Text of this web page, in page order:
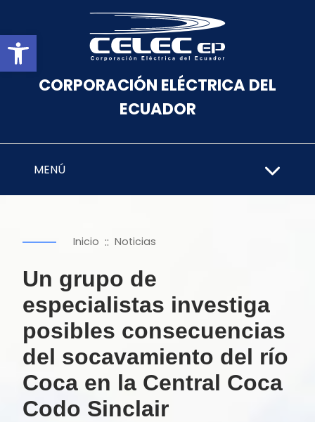
Abrir barra de herramientas
CORPORACIÓN ELÉCTRICA DEL
ECUADOR
MENÚ
Inicio :: Noticias
Un grupo de
especialistas investiga
posibles consecuencias
del socavamiento del río
Coca en la Central Coca
Codo Sinclair